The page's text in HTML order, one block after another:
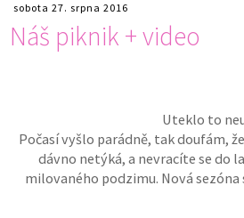
sobota 27. srpna 2016
Náš piknik + video
Uteklo to
Počasí vyšlo parádně, tak doufám,
dávno netýká, a nevracíte se do
milovaného podzimu. Nová